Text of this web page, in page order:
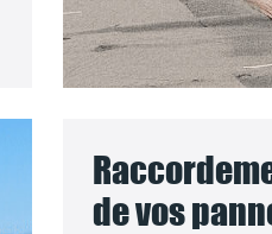
de vos